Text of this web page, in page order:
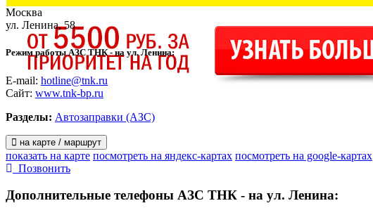
Москва
ул. Ленина, 58
Режим работы АЗС ТНК - на ул. Ленина:
E-mail: hotline@tnk.ru
Сайт: www.tnk-bp.ru
Разделы: Автозаправки (АЗС)
на карте / маршрут
показать на карте посмотреть на яндекс-картах посмотреть на google-картах
Позвонить
Дополнительные телефоны АЗС ТНК - на ул. Ленина: